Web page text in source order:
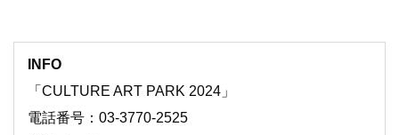
INFO
「CULTURE ART PARK 2024」
電話番号：03-3770-2525